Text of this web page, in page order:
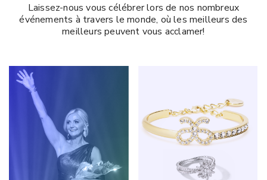
Laissez-nous vous célébrer lors de nos nombreux
événements à travers le monde, où les meilleurs des
meilleurs peuvent vous acclamer!